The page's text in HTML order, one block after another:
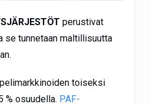
perustivat
se tunnetaan maltillisuutta
toiseksi
% osuudella. PAF-